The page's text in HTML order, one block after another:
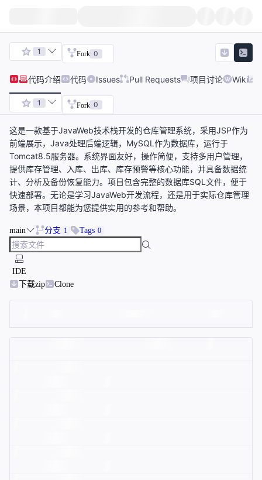
1 Fork 0
代码介绍 代码 Issues Pull Requests 项目讨论 Wiki
1 Fork 0
这是一款基于JavaWeb技术栈开发的仓库管理系统，采用JSP作为
前端展示，Java处理后端逻辑，MySQL作为数据库，运行于
Tomcat8.5服务器。系统界面友好，操作简便，支持多用户管理，
提供库存管理、入库、出库、库存预警等核心功能，并具备数据统
计、分析及备份恢复能力。项目包含完整的数据库SQL文件，便于
快速部署。无论是学习JavaWeb开发流程，还是用于实际仓库管理
场景，本项目都能为您提供实用的参考和帮助。
main 分支 1 Tags 0
IDE
下载zip
Clone